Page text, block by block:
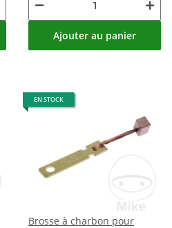
Ajouter au panier
EN STOCK
Brosse à charbon pour